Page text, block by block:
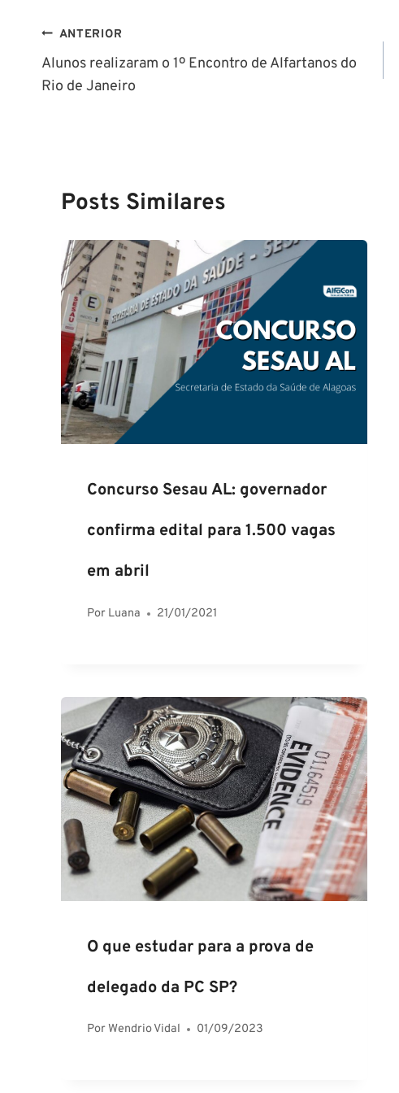
Navegação
de
ANTERIOR
Alunos realizaram o 1º Encontro de Alfartanos do
Rio de Janeiro
Posts Similares
Concurso Sesau AL: governador
confirma edital para 1.500 vagas
em abril
Por Luana 21/01/2021
O que estudar para a prova de
delegado da PC SP?
PorWendrio Vidal 01/09/2023